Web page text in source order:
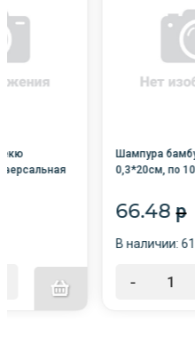
Шампура
0,3*20см, по
66.48 p
В наличии: 61
-